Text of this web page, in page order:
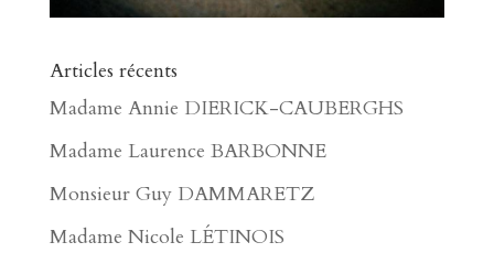
Articles récents
Madame Annie DIERICK-CAUBERGHS
Madame Laurence BARBONNE
Monsieur Guy DAMMARETZ
Madame Nicole LÉTINOIS